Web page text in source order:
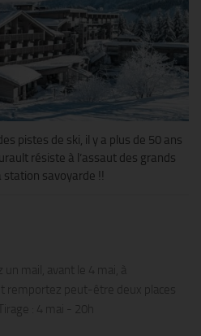
pistes de ski, il y a plus de 50 ans
résiste à l’assaut des grands
savoyarde !!
mail, avant le 4 mai, à
remportez peut-être deux places
: 4 mai - 20h